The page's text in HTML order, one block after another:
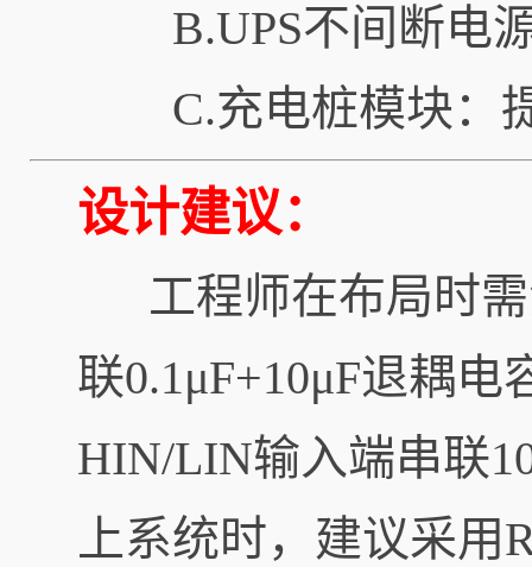
B.UPS不间断电
C.充电桩模块：
设计建议：
工程师在布局时需
联0.1μF+10μF退耦
HIN/LIN输入端串联
上系统时，建议采用